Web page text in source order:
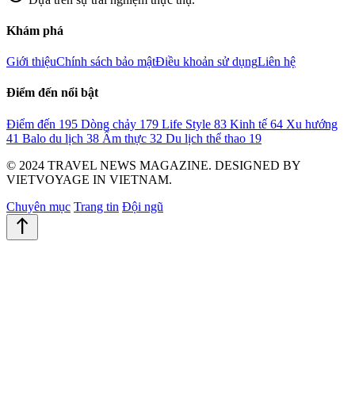
Khám phá
Giới thiệuChính sách bảo mậtĐiều khoản sử dụngLiên hệ
Điểm đến nổi bật
Điểm đến 195 Dòng chảy 179 Life Style 83 Kinh tế 64 Xu hướng
41 Balo du lịch 38 Ẩm thực 32 Du lịch thể thao 19
© 2024 TRAVEL NEWS MAGAZINE. DESIGNED BY
VIETVOYAGE IN VIETNAM.
Chuyên mục Trang tin Đội ngũ
north